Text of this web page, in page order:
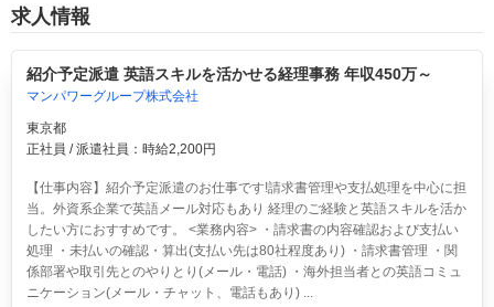
求人情報
紹介予定派遣 英語スキルを活かせる経理事務 年収450万～
マンパワーグループ株式会社
東京都
正社員 / 派遣社員：時給2,200円
【仕事内容】紹介予定派遣のお仕事です!請求書管理や支払処理を中心に担
当。外資系企業で英語メール対応もあり 経理のご経験と英語スキルを活か
したい方におすすめです。 <業務内容> ・請求書の内容確認および支払い
処理 ・未払いの確認・算出(支払い先は80社程度あり) ・請求書管理 ・関
係部署や取引先とのやりとり(メール・電話) ・海外担当者との英語コミュ
ニケーション(メール・チャット、電話もあり) ...